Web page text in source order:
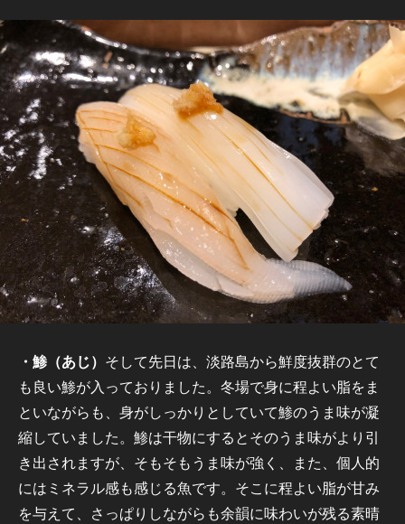
・鯵（あじ） そして先日は、淡路島から鮮度抜群のとて
も良い鯵が入っておりました。冬場で身に程よい脂をま
といながらも、身がしっかりとしていて鯵のうま味が凝
縮していました。鯵は干物にするとそのうま味がより引
き出されますが、そもそもうま味が強く、また、個人的
にはミネラル感も感じる魚です。そこに程よい脂が甘み
を与えて、さっぱりしながらも余韻に味わいが残る素晴